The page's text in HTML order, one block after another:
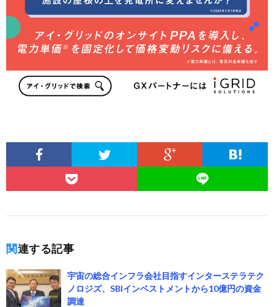
関連する記事
宇宙の総合インフラ会社目指すインターステラテク
ノロジズ、SBIインベストメントから10億円の資金
調達